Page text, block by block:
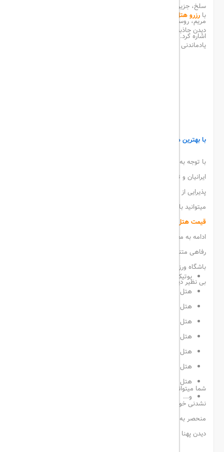
سلخ، جزیره لارک و جزیره ناز، بام قشم، روستای توریان، مقبره بی بی
مریم، روستای گوران و چاه های تلا قشم و صدها جاذبه ی دیدنی دیگر
اشاره کرد.
بارزرو هتل قشم
دیدن جاذبه های تاریخی و طبیعی این شهر، تجربه ی خریدی به
یادماندنی و لذت بخش را از بازار های درگهان داشته باشید.
با بهترین هتل های قشم آشنا شوید
با توجه به اینکه این جزیره از محبوب ترین مقاصد برای سفر در بین
ایرانیان و توریست ها می باشد از هتل های لوکس و مجللی برای
پذیرایی از مسافران و تجربه ی اقامتی خاطره انگیز برخوردار است که
میتوانید با مراجعه به hotel rate و مشاهده
قیمت هتل قشم
ادامه به معرفی برخی از مجلل ترین و
رفاهی متنوعی اعم از رستورانهای متعدد، فضایی دنج و مجلل، پارکینگ،
باشگاه ورزشی، خدمه ی مسئولیت پذیر، مراکز خرید و امکانات متنوع و
بی نظیر دیگر میپردازیم:
بوتیک هتل فولتون قشم
هتل سورینت قشم
هتل پرشیا قشم
هتل سورینت صدف قشم
هتل آوینا
هتل دیاموند
هتل رخسار
هتل قصر الوند
و...
نشدنی خود اقدام کنید و با رزرو هتلی مناسب با امکانات رفاهی
منحصر به فرد، برای تجربه ی سفر به بزرگ ترین جزیره خلیج فارس و
دیدن پهنا و عظمت خلیج همیشه فارس آماده شوید.